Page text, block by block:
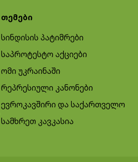
თემები
სინდისის პატიმრები
საპროტესტო აქციები
ომი უკრაინაში
რეპრესიული კანონები
ევროკავშირი და საქართველო
სამხრეთ კავკასია